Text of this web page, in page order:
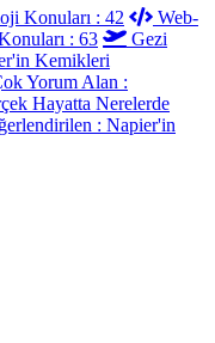
Konuları : 42
Web-
: 63
Gezi
Kemikleri
Yorum Alan :
Hayatta Nerelerde
: Napier'in